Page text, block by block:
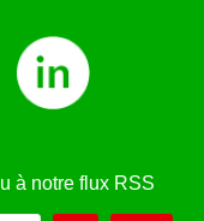
à notre flux RSS